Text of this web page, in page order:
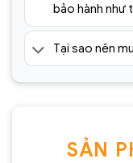
bảo hành như
Tại sao nên
SẢN